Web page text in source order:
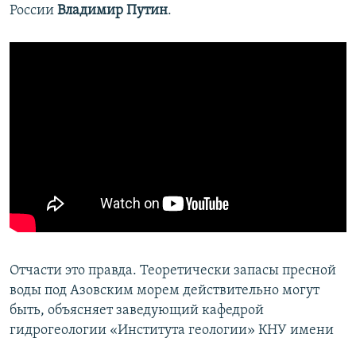
России Владимир Путин.
Отчасти это правда. Теоретически запасы пресной
воды под Азовским морем действительно могут
быть, объясняет заведующий кафедрой
гидрогеологии «Института геологии» КНУ имени